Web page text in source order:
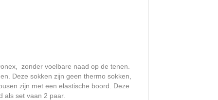
zonder voelbare naad op de tenen.
Deze sokken zijn geen thermo sokken,
zijn met een elastische boord. Deze
als set vaan 2 paar.